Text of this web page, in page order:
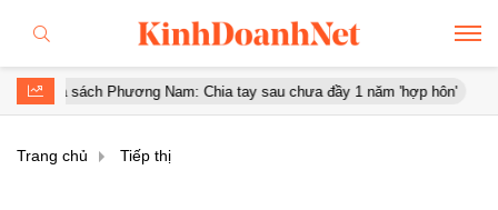
Phương Nam: Chia tay sau chưa đầy 1 năm 'hợp hôn' Diễn
Trang chủ Tiếp thị